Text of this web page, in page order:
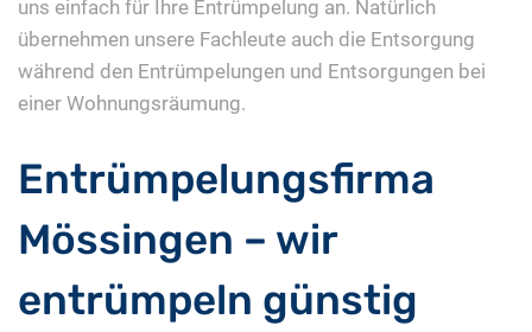
uns einfach für Ihre Entrümpelung an. Natürlich
übernehmen unsere Fachleute auch die Entsorgung
während den Entrümpelungen und Entsorgungen bei
einer Wohnungsräumung.
Entrümpelungsfirma
Mössingen – wir
entrümpeln günstig